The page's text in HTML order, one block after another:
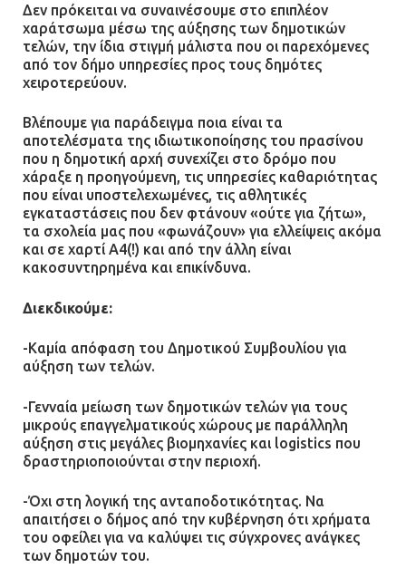
Δίωξη για απόπειρα
ανθρωποκτονίας στους δύο
αστυνομικούς
Ομαδικός βιασμός 19χρονης στο
Α.Τ. Ομονοίας: Ο Εισαγγελέας
πρότεινε την αθώωση των
αστυνομικών
08.07.2026 | 16:24
επεμβάσεων
Δεν πρόκειται να συναινέσουμε στο επιπλέον
χαράτσωμα μέσω της αύξησης των δημοτικών
τελών, την ίδια στιγμή μάλιστα που οι παρεχόμενες
από τον δήμο υπηρεσίες προς τους δημότες
χειροτερεύουν.
Βλέπουμε για παράδειγμα ποια είναι τα
αποτελέσματα της ιδιωτικοποίησης του πρασίνου
που η δημοτική αρχή συνεχίζει στο δρόμο που
χάραξε η προηγούμενη, τις υπηρεσίες καθαριότητας
που είναι υποστελεχωμένες, τις αθλητικές
εγκαταστάσεις που δεν φτάνουν «ούτε για ζήτω»,
τα σχολεία μας που «φωνάζουν» για ελλείψεις ακόμα
και σε χαρτί Α4(!) και από την άλλη είναι
κακοσυντηρημένα και επικίνδυνα.
Διεκδικούμε:
-Καμία απόφαση του Δημοτικού Συμβουλίου για
αύξηση των τελών.
-Γενναία μείωση των δημοτικών τελών για τους
μικρούς επαγγελματικούς χώρους με παράλληλη
αύξηση στις μεγάλες βιομηχανίες και logistics που
δραστηριοποιούνται στην περιοχή.
-Όχι στη λογική της ανταποδοτικότητας. Να
απαιτήσει ο δήμος από την κυβέρνηση ότι χρήματα
του οφείλει για να καλύψει τις σύγχρονες ανάγκες
των δημοτών του.